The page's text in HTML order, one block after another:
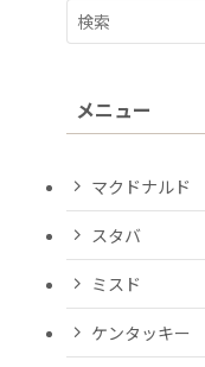
メニュー
マクドナルド
スタバ
ミスド
ケンタッキー